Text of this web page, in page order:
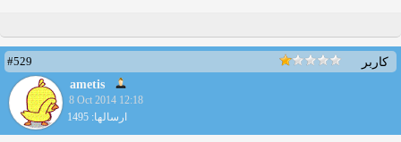
کاربر
#529
ametis
8 Oct 2014 12:18
ارسالها: 1495